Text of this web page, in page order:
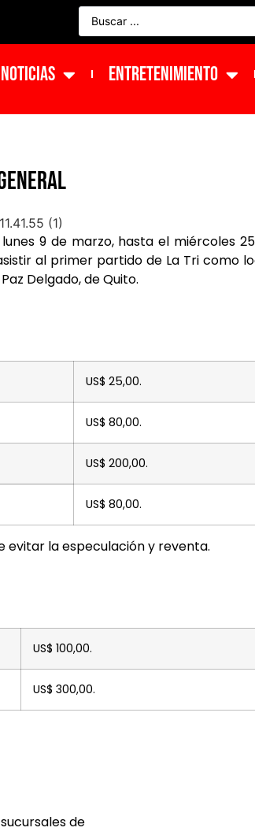
NOTICIAS ENTRETENIMIENTO
9 de marzo, hasta el miércoles
al primer partido de La Tri como
Delgado, de Quito.
US$ 25,00.
US$ 80,00.
US$ 200,00.
US$ 80,00.
evitar la especulación y reventa.
US$ 100,00.
US$ 300,00.
de